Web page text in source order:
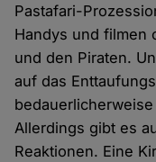
Pastafari-
Handys und filmen
und den Piraten.
auf das
Allerdings gibt es
Reaktionen. Eine